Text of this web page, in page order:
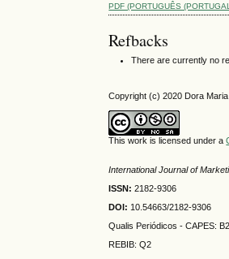
PDF (PORTUGUÊS
Refbacks
There are currently no
Copyright (c) 2020 Dora
This work is licensed under a
International Journal of
ISSN: 2182-9306
DOI: 10.54663/2182-9306
Qualis Periódicos - CAPES: B2
REBIB: Q2